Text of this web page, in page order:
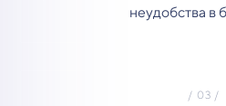
неудобства в